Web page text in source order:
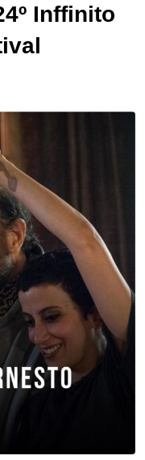
Inffinito